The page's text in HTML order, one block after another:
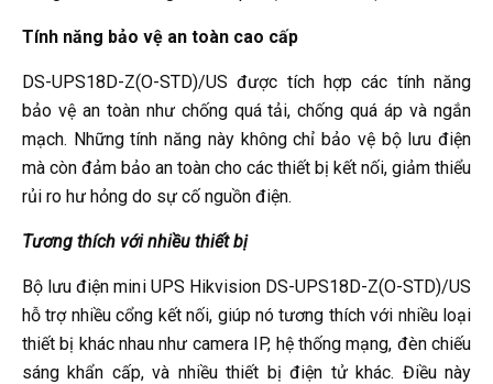
Tính năng bảo vệ an toàn cao cấp
DS-UPS18D-Z(O-STD)/US được tích hợp các tính năng
bảo vệ an toàn như chống quá tải, chống quá áp và ngắn
mạch. Những tính năng này không chỉ bảo vệ bộ lưu điện
mà còn đảm bảo an toàn cho các thiết bị kết nối, giảm thiểu
rủi ro hư hỏng do sự cố nguồn điện.
Tương thích với nhiều thiết bị
Bộ lưu điện mini UPS Hikvision DS-UPS18D-Z(O-STD)/US
hỗ trợ nhiều cổng kết nối, giúp nó tương thích với nhiều loại
thiết bị khác nhau như camera IP, hệ thống mạng, đèn chiếu
sáng khẩn cấp, và nhiều thiết bị điện tử khác. Điều này